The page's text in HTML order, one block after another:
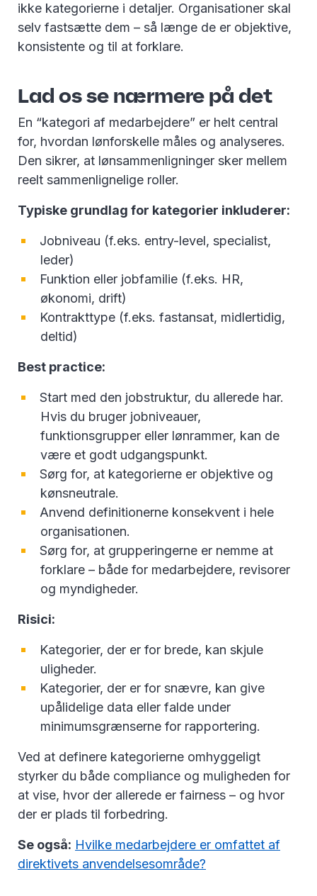
ikke kategorierne i detaljer. Organisationer skal
selv fastsætte dem – så længe de er objektive,
konsistente og til at forklare.
Lad os se nærmere på det
En “kategori af medarbejdere” er helt central
for, hvordan lønforskelle måles og analyseres.
Den sikrer, at lønsammenligninger sker mellem
reelt sammenlignelige roller.
Typiske grundlag for kategorier inkluderer:
Jobniveau (f.eks. entry-level, specialist,
leder)
Funktion eller jobfamilie (f.eks. HR,
økonomi, drift)
Kontrakttype (f.eks. fastansat, midlertidig,
deltid)
Best practice:
Start med den jobstruktur, du allerede har.
Hvis du bruger jobniveauer,
funktionsgrupper eller lønrammer, kan de
være et godt udgangspunkt.
Sørg for, at kategorierne er objektive og
kønsneutrale.
Anvend definitionerne konsekvent i hele
organisationen.
Sørg for, at grupperingerne er nemme at
forklare – både for medarbejdere, revisorer
og myndigheder.
Risici:
Kategorier, der er for brede, kan skjule
uligheder.
Kategorier, der er for snævre, kan give
upålidelige data eller falde under
minimumsgrænserne for rapportering.
Ved at definere kategorierne omhyggeligt
styrker du både compliance og muligheden for
at vise, hvor der allerede er fairness – og hvor
der er plads til forbedring.
Se også: Hvilke medarbejdere er omfattet af
direktivets anvendelsesområde?